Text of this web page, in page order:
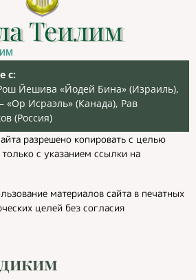
Теилим
с:
Йешива «Йодей Бина» (Израиль),
«Ор Исраэль» (Канада), Рав
(Россия)
разрешено копировать с целью
с указанием ссылки на
материалов сайта в печатных
целей без согласия